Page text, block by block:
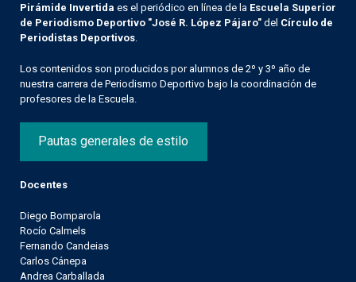
Pirámide Invertida es el periódico en línea de la Escuela Superior
de Periodismo Deportivo "José R. López Pájaro" del Círculo de
Periodistas Deportivos
Los contenidos son producidos por alumnos de 2º y 3º año de
nuestra carrera de Periodismo Deportivo bajo la coordinación de
profesores de la Escuela.
Pautas generales de estilo
Docentes
Diego Bomparola
Rocío Calmels
Fernando Candeias
Carlos Cánepa
Andrea Carballada